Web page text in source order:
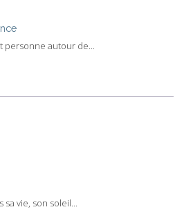
personne autour de...
vie, son soleil...